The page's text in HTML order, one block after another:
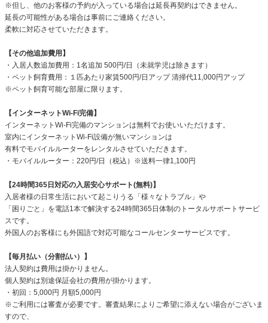
※但し、他のお客様の予約が入っている場合は延長再契約はできません。
延長の可能性がある場合は事前にご連絡ください。
柔軟に対応させていただきます。
【その他追加費用】
・入居人数追加費用：1名追加 500円/日（未就学児は除きます）
・ペット飼育費用：１匹あたり家賃500円/日アップ 清掃代11,000円アップ
※ペット飼育可能な部屋に限ります。
【インターネットWi-Fi完備】
インターネットWi-Fi完備のマンションは無料でお使いいただけます。
室内にインターネットWi-Fi設備が無いマンションは
有料でモバイルルーターをレンタルさせていただきます。
・モバイルルーター：220円/日（税込）※送料一律1,100円
【24時間365日対応の入居安心サポート(無料)】
入居者様の日常生活において起こりうる「様々なトラブル」や
「困りごと」を電話1本で解決する24時間365日体制のトータルサポートサービ
スです。
外国人のお客様にも外国語で対応可能なコールセンターサービスです。
【毎月払い（分割払い）】
法人契約は費用は掛かりません。
個人契約は別途保証会社の費用が掛かります。
・初回：5,000円 月額5,000円
※ご利用には審査が必要です。審査結果によりご希望に添えない場合がございま
すので、